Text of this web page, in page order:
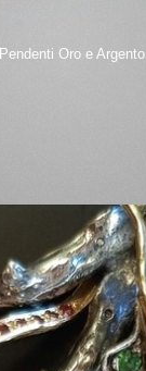
Pendenti Oro e Argento